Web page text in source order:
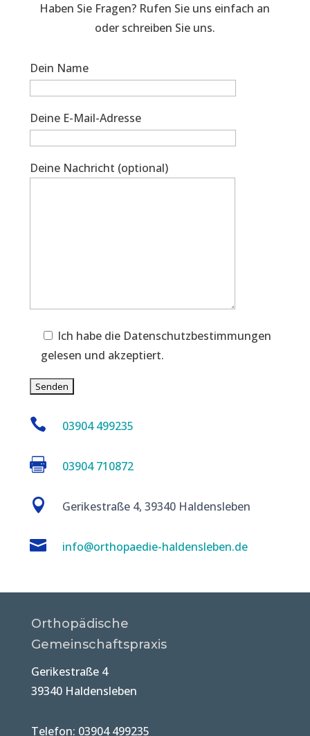
Haben Sie Fragen? Rufen Sie uns einfach an
oder schreiben Sie uns.
Dein Name
Deine E-Mail-Adresse
Deine Nachricht (optional)
Ich habe die Datenschutzbestimmungen
gelesen und akzeptiert.
 03904 499235
 03904 710872
 Gerikestraße 4, 39340 Haldensleben
 info@orthopaedie-haldensleben.de
Orthopädische
Gemeinschaftspraxis
Gerikestraße 4
39340 Haldensleben
Telefon: 03904 499235